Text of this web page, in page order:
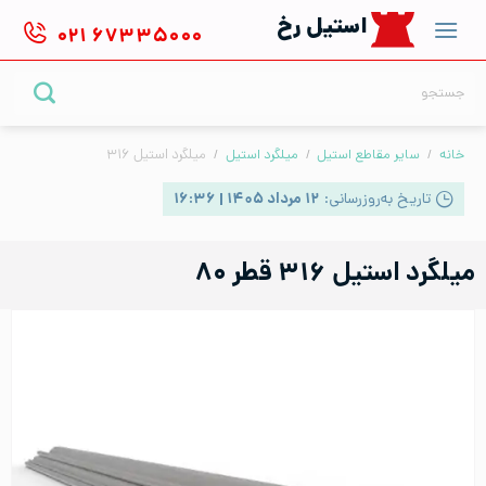
content
استیل رخ ۰۲۱ ۶۷۳۳۵۰۰۰
خانه / سایر مقاطع استیل / میلگرد استیل / میلگرد استیل ۳۱۶
تاریخ به‌روزرسانی: ۱۲ مرداد ۱۴۰۵ | ۱۶:۳۶
میلگرد استیل ۳۱۶ قطر ۸۰